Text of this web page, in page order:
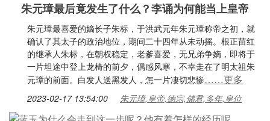
朱元璋最后竟发生了什么？李诵为何能当上皇帝
朱元璋最喜爱的嫡长子朱标，于洪武元年朱元璋称帝之初，就
确认了其太子的政治地位，期间二十四年从未动摇。根正苗红
的继承人朱标，在朝权稳定，老爹喜爱，无兄弟争嫡，即将于
一片坦途中登上龙椅的前夕，偶感风寒，不幸走在了明太祖朱
元璋的前面。白发人送黑发人，怎一片凄切悲惨……更多
2023-02-17 13:54:00 朱元璋,皇帝,德宗,储君,多年,皇位